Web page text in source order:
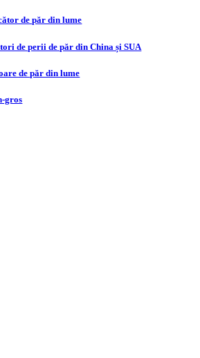
de păr din lume
de perii de păr din China și SUA
de păr din lume
gros